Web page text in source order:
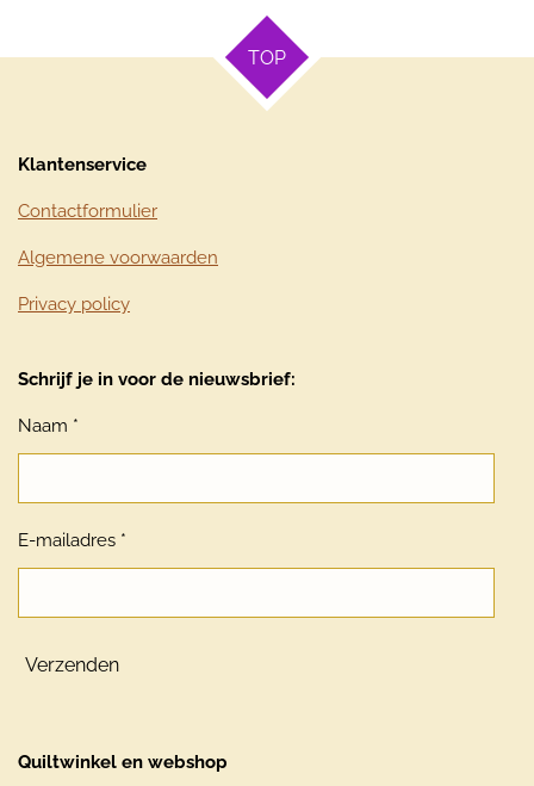
TOP
Klantenservice
Contactformulier
Algemene voorwaarden
Privacy policy
Schrijf je in voor de nieuwsbrief:
Naam *
E-mailadres *
Verzenden
Quiltwinkel en webshop